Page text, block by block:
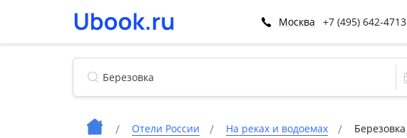
Москва +7 (495) 642-4713
Отели России На реках и водоемах Березовка